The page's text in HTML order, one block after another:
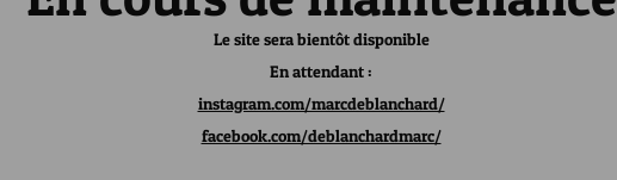
Le site sera bientôt disponible
En attendant :
instagram.com/marcdeblanchard/
facebook.com/deblanchardmarc/